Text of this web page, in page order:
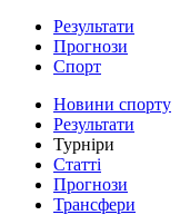
Результати
Прогнози
Спорт
Новини спорту
Результати
Турніри
Статті
Прогнози
Трансфери